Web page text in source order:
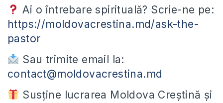
Ai o întrebare spirituală? Scrie-ne pe:
https://moldovacrestina.md/ask-the-
pastor
Sau trimite email la:
contact@moldovacrestina.md
Susține lucrarea Moldova Creștină și